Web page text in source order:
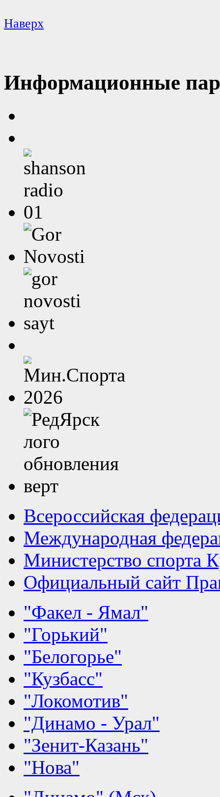
Наверх
Информационные
Всероссийская
Международная
Министерство спорта
Официальный сайт
"Факел - Ямал"
"Горький"
"Белогорье"
"Кузбасс"
"Локомотив"
"Динамо - Урал"
"Зенит-Казань"
"Нова"